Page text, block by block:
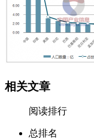
相关文章
阅读排行
总排名